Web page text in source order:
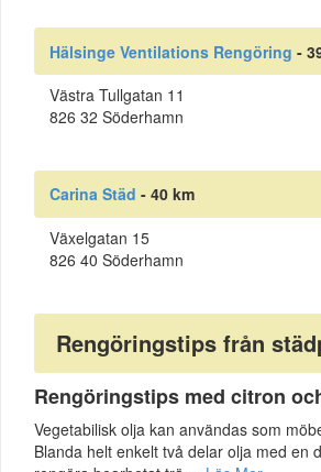
Hälsinge Ventilations Rengöring -
Västra Tullgatan 11
826 32 Söderhamn
Carina Städ - 40 km
Växelgatan 15
826 40 Söderhamn
Rengöringstips från
Rengöringstips med citron
Vegetabilisk olja kan användas som
Blanda helt enkelt två delar olja med en